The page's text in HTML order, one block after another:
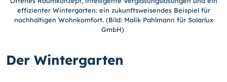
effizienter Wintergarten: ein zukunftsweisendes Beispiel für
nachhaltigen Wohnkomfort. (Bild: Malik Pahlmann für Solarlux
GmbH)
Der Wintergarten